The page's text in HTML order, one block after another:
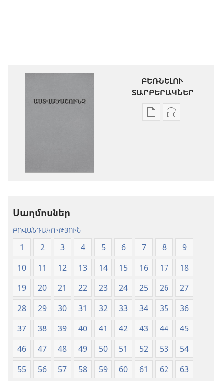
ԲԵՌՆԵԼՈՒ
ՏԱՐԲԵՐԱԿՆԵՐ
Թվային
Սաղմոսներ
ԲՈՎԱՆԴԱԿՈՒԹՅՈՒՆ
1 2 3 4 5 6 7 8
9
10
11 12 13 14 15 16 17
18
19
20 21 22 23 24 25 26
27
28
29 30 31 32 33 34 35
36
37
38 39 40 41 42 43 44
45
46
47 48 49 50 51 52 53
54
55
56 57 58 59 60 61 62
63